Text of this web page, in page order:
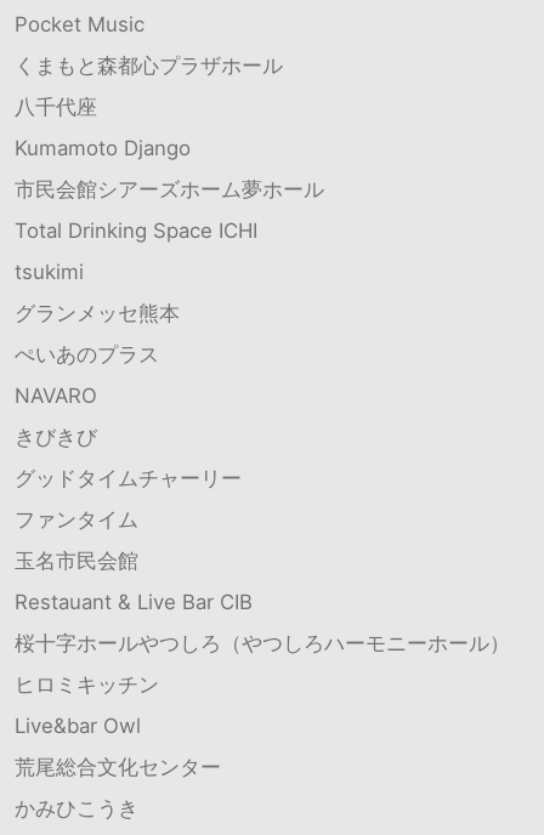
Pocket Music
くまもと森都心プラザホール
八千代座
Kumamoto Django
市民会館シアーズホーム夢ホール
Total Drinking Space ICHI
tsukimi
グランメッセ熊本
ぺいあのプラス
NAVARO
きびきび
グッドタイムチャーリー
ファンタイム
玉名市民会館
Restauant & Live Bar CIB
桜十字ホールやつしろ（やつしろハーモニーホール）
ヒロミキッチン
Live&bar Owl
荒尾総合文化センター
かみひこうき